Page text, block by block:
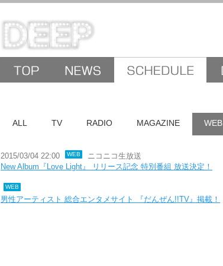
ALL TV RADIO MAGAZINE WEB
2015/03/04 22:00 WEB
ニコニコ生放送
New Album『Love Light』 リリース記念 特別番組 放送決定！
WEB
男性アーティスト 総合エンタメサイト 『だんぜん!!TV』掲載！